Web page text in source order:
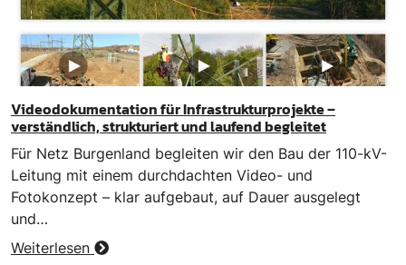
Videodokumentation für Infrastrukturprojekte –
verständlich, strukturiert und laufend begleitet
Für Netz Burgenland begleiten wir den Bau der 110-kV-
Leitung mit einem durchdachten Video- und
Fotokonzept – klar aufgebaut, auf Dauer ausgelegt
und…
Weiterlesen